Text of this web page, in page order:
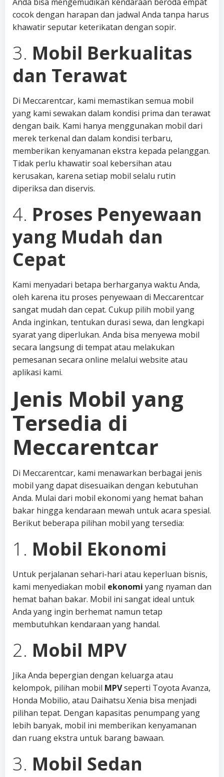
cocok dengan harapan dan jadwal Anda tanpa harus
khawatir seputar keterikatan dengan sopir.
3. Mobil Berkualitas
dan Terawat
Di Meccarentcar, kami memastikan semua mobil
yang kami sewakan dalam kondisi prima dan terawat
dengan baik. Kami hanya menggunakan mobil dari
merek terkenal dan dalam kondisi terbaru,
memberikan kenyamanan ekstra kepada pelanggan.
Tidak perlu khawatir soal kebersihan atau
kerusakan, karena setiap mobil selalu rutin
diperiksa dan diservis.
4. Proses Penyewaan
yang Mudah dan
Cepat
Kami menyadari betapa berharganya waktu Anda,
oleh karena itu proses penyewaan di Meccarentcar
sangat mudah dan cepat. Cukup pilih mobil yang
Anda inginkan, tentukan durasi sewa, dan lengkapi
syarat yang diperlukan. Anda bisa menyewa mobil
secara langsung di tempat atau melakukan
pemesanan secara online melalui website atau
aplikasi kami.
Jenis Mobil yang
Tersedia di
Meccarentcar
Di Meccarentcar, kami menawarkan berbagai jenis
mobil yang dapat disesuaikan dengan kebutuhan
Anda. Mulai dari mobil ekonomi yang hemat bahan
bakar hingga kendaraan mewah untuk acara spesial.
Berikut beberapa pilihan mobil yang tersedia:
1. Mobil Ekonomi
Untuk perjalanan sehari-hari atau keperluan bisnis,
kami menyediakan mobil ekonomi yang nyaman dan
hemat bahan bakar. Mobil ini sangat ideal untuk
Anda yang ingin berhemat namun tetap
membutuhkan kendaraan yang handal.
2. Mobil MPV
Jika Anda bepergian dengan keluarga atau
kelompok, pilihan mobil MPVseperti Toyota Avanza,
Honda Mobilio, atau Daihatsu Xenia bisa menjadi
pilihan tepat. Dengan kapasitas penumpang yang
lebih banyak, mobil ini memberikan kenyamanan
dan ruang ekstra untuk barang bawaan.
3. Mobil Sedan